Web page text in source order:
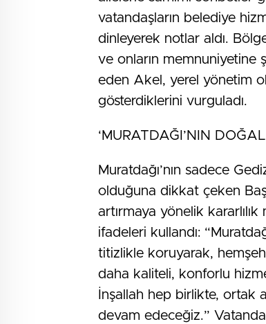
vatandaşların belediye
dinleyerek notlar aldı.
ve onların
eden Akel, yerel yönetim
gösterdiklerini vurguladı.
‘MURATDAĞI’NIN
Muratdağı’nın sadece
olduğuna dikkat çeken
artırmaya yönelik
ifadeleri kullandı:
titizlikle koruyarak,
daha kaliteli, konforlu
İnşallah hep birlikte, ortak
devam edeceğiz.”